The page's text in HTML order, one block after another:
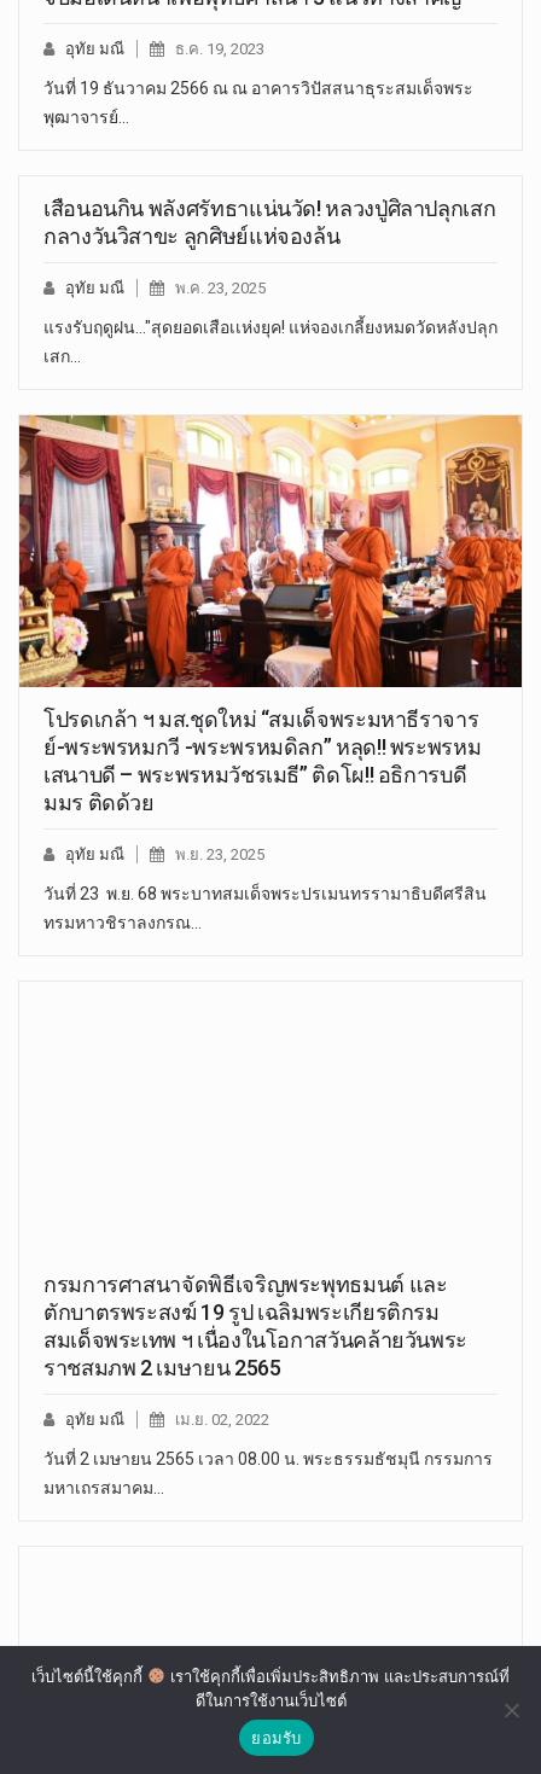
อุทัย มณี ธ.ค. 19, 2023
วันที่ 19 ธันวาคม 2566 ณ ณ อาคารวิปัสสนาธุระสมเด็จพระ
พุฒาจารย์…
เสือนอนกิน พลังศรัทธาแน่นวัด! หลวงปู่ศิลาปลุกเสก
กลางวันวิสาขะ ลูกศิษย์แห่จองล้น
อุทัย มณี พ.ค. 23, 2025
แรงรับฤดูฝน..."สุดยอดเสือเเห่งยุค! แห่จองเกลี้ยงหมดวัดหลังปลุก
เสก…
โปรดเกล้า ฯ มส.ชุดใหม่ “สมเด็จพระมหาธีราจาร
ย์-พระพรหมกวี -พระพรหมดิลก” หลุด!! พระพรหม
เสนาบดี – พระพรหมวัชรเมธี” ติดโผ!! อธิการบดี
มมร ติดด้วย
อุทัย มณี พ.ย. 23, 2025
วันที่ 23 พ.ย. 68 พระบาทสมเด็จพระปรเมนทรรามาธิบดีศรีสิน
ทรมหาวชิราลงกรณ…
กรมการศาสนาจัดพิธีเจริญพระพุทธมนต์ และ
ตักบาตรพระสงฆ์ 19 รูป เฉลิมพระเกียรติกรม
สมเด็จพระเทพ ฯ เนื่องในโอกาสวันคล้ายวันพระ
ราชสมภพ 2 เมษายน 2565
อุทัย มณี เม.ย. 02, 2022
วันที่ 2 เมษายน 2565 เวลา 08.00 น. พระธรรมธัชมุนี กรรมการ
มหาเถรสมาคม…
เว็บไซต์นี้ใช้คุกกี้
เราใช้คุกกี้เพื่อเพิ่มประสิทธิภาพ และประสบการณ์ที่
ดีในการใช้งานเว็บไซต์
ยอมรับ